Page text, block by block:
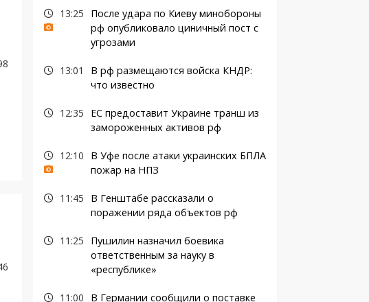
13:25
После удара по Киеву минобороны
рф опубликовало циничный пост с
угрозами
13:01
В рф размещаются войска КНДР:
что известно
12:35
ЕС предоставит Украине транш из
замороженных активов рф
12:10
В Уфе после атаки украинских БПЛА
пожар на НПЗ
11:45
В Генштабе рассказали о
поражении ряда объектов рф
11:25
Пушилин назначил боевика
ответственным за науку в
«республике»
11:00
В Германии сообщили о поставке